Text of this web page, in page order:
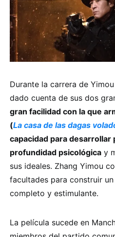
Durante la carrera de
dado cuenta de sus dos
gran facilidad con la que
(La casa de las dagas
capacidad para desarrollar
profundidad psicológica y
sus ideales. Zhang Yimou
facultades para construir
completo y estimulante.
La película sucede en